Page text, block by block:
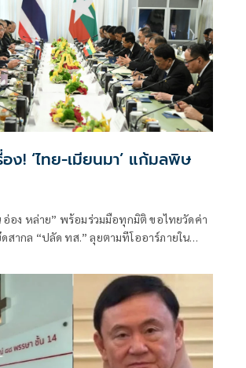
อง! ‘ไทย-เมียนมา’ แก้มลพิษ
วมมือทุกมิติ ขอไทยวัดค่า
สากล “ปลัด ทส.” ลุยตามทีโออาร์ภายใน
ทีโลก